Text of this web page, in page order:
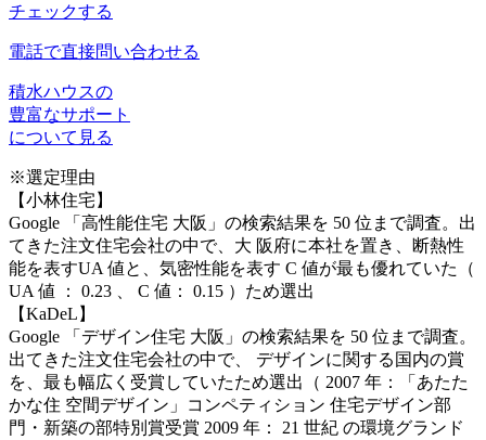
チェックする
電話で直接問い合わせる
積水ハウスの
豊富なサポート
について見る
※選定理由
【小林住宅】
Google 「高性能住宅 大阪」の検索結果を 50 位まで調査。出
てきた注文住宅会社の中で、大 阪府に本社を置き、断熱性
能を表すUA 値と、気密性能を表す C 値が最も優れていた（
UA 値 ： 0.23 、 C 値： 0.15 ）ため選出
【KaDeL】
Google 「デザイン住宅 大阪」の検索結果を 50 位まで調査。
出てきた注文住宅会社の中で、 デザインに関する国内の賞
を、最も幅広く受賞していたため選出（ 2007 年：「あたた
かな住 空間デザイン」コンペティション 住宅デザイン部
門・新築の部特別賞受賞 2009 年： 21 世紀 の環境グランド